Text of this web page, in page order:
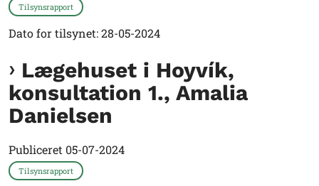
Tilsynsrapport
Dato for tilsynet: 28-05-2024
Lægehuset i Hoyvík,
konsultation 1., Amalia
Danielsen
Publiceret 05-07-2024
Tilsynsrapport